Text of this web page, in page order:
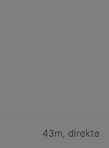
43m, direkte